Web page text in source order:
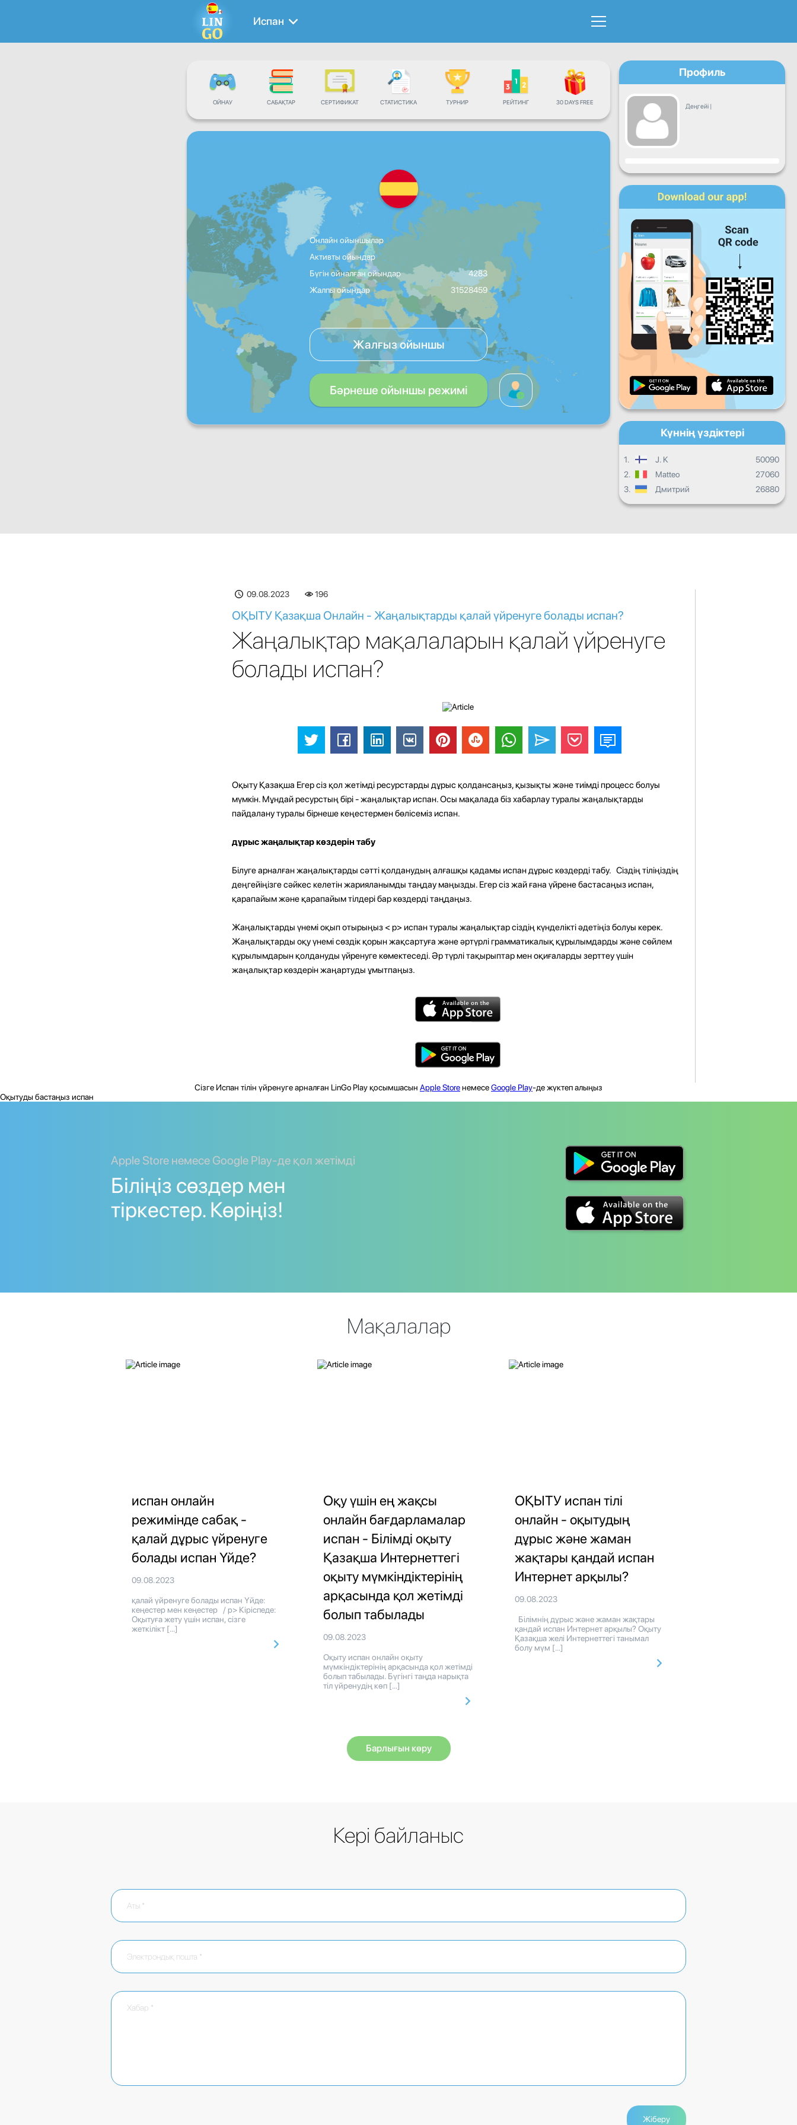
Испан
ОЙНАУ САБАҚТАР СЕРТИФИКАТ СТАТИСТИКА ТУРНИР РЕЙТИНГ 30 DAYS FREE
Онлайн ойыншылар
Активты ойындар
Бүгін ойналған ойындар
4283
Жалпы ойындар
31528459
Жалғыз ойыншы
Бәрнеше ойыншы режимі
Профиль
Деңгейі |
Прогресс
Дүйсенбі СәрсенбіБейсенбі
Сенбі Жексенбі
Күнделікті прогресс
Ай сайынғы прогресс
Жалпы прогресс
Күннің үздіктері
1. J. K
50090
2.
Matteo
27060
3.
Дмитрий 26880
09.08.2023 196
ОҚЫТУ Қазақша Онлайн - Жаңалықтарды қалай үйренуге болады испан?
Жаңалықтар мақалаларын қалай үйренуге
болады испан?
Оқыту Қазақша Егер сіз қол жетімді ресурстарды дұрыс қолдансаңыз, қызықты және тиімді процесс болуы
мүмкін. Мұндай ресурстың бірі - жаңалықтар испан. Осы мақалада біз хабарлау туралы жаңалықтарды
пайдалану туралы бірнеше кеңестермен бөлісеміз испан.
дұрыс жаңалықтар көздерін табу
Білуге ​​арналған жаңалықтарды сәтті қолданудың алғашқы қадамы испан дұрыс көздерді табу. Сіздің тіліңіздің
деңгейіңізге сәйкес келетін жарияланымды таңдау маңызды. Егер сіз жай ғана үйрене бастасаңыз испан,
қарапайым және қарапайым тілдері бар көздерді таңдаңыз.
Жаңалықтарды үнемі оқып отырыңыз < p> испан туралы жаңалықтар сіздің күнделікті әдетіңіз болуы керек.
Жаңалықтарды оқу үнемі сөздік қорын жақсартуға және әртүрлі грамматикалық құрылымдарды және сөйлем
құрылымдарын қолдануды үйренуге көмектеседі. Әр түрлі тақырыптар мен оқиғаларды зерттеу үшін
жаңалықтар көздерін жаңартуды ұмытпаңыз.
Сізге Испан тілін үйренуге арналған LinGo Play қосымшасын Apple StoreнемесеGoogle Play-де жүктеп алыңыз
Оқытуды бастаңыз испан
Apple Store немесе Google Play-де қол жетімді
Біліңіз сөздер мен
тіркестер. Көріңіз!
Мақалалар
испан онлайн
режимінде сабақ -
қалай дұрыс үйренуге
болады испан Үйде?
09.08.2023
қалай үйренуге болады испан Үйде:
кеңестер мен кеңестер / p> Кіріспеде:
Оқытуға жету үшін испан, сізге
жеткілікт […]
Оқу үшін ең жақсы
онлайн бағдарламалар
испан - Білімді оқыту
Қазақша Интернеттегі
оқыту мүмкіндіктерінің
арқасында қол жетімді
болып табылады
09.08.2023
Оқыту испан онлайн оқыту
мүмкіндіктерінің арқасында қол жетімді
болып табылады. Бүгінгі таңда нарықта
тіл үйренудің көп […]
ОҚЫТУ испан тілі
онлайн - оқытудың
дұрыс және жаман
жақтары қандай испан
Интернет арқылы?
09.08.2023
Білімнің дұрыс және жаман жақтары
қандай испан Интернет арқылы? Оқыту
Қазақша желі Интернеттегі танымал
болу мүм […]
Барлығын көру
Кері байланыс